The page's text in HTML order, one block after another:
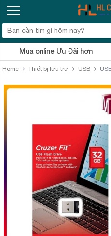
Mua online Ưu Đãi hơn
Home Thiết bị lưu trữ USB